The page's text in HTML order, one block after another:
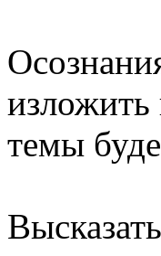
изложить
темы